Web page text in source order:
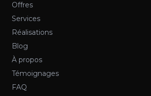
Offres
Services
Réalisations
Blog
À propos
Témoignages
FAQ